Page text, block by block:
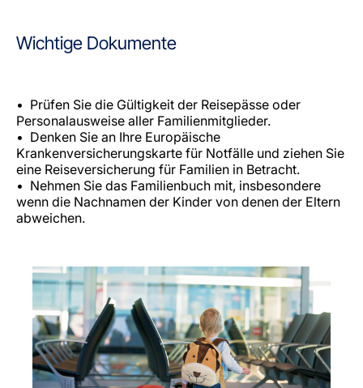
Wichtige Dokumente
Prüfen Sie die Gültigkeit der Reisepässe oder
Personalausweise aller Familienmitglieder.
Denken Sie an Ihre Europäische
Krankenversicherungskarte für Notfälle und ziehen Sie
eine Reiseversicherung für Familien in Betracht.
Nehmen Sie das Familienbuch mit, insbesondere
wenn die Nachnamen der Kinder von denen der Eltern
abweichen.